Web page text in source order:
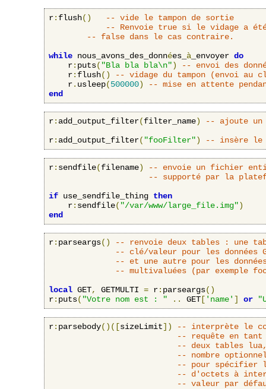
r: flush()
-- vide le tampon de sortie
-- Renvoie true si le vidage a
-- false dans le cas contraire.
while nous_avons_des_données_ à _envoyer do
    r
: puts( "Bla bla bla\n")
-- envoi des
    r
: flush()
-- vidage du tampon (envoi au
    r
. usleep(500000)
-- mise en attente
end
r: add_output_filter(filter_name)
-- ajoute
r: add_output_filter( "fooFilter") -- insère
r: sendfile(filename)
-- envoie un fichier
-- supporté par la
if use_sendfile_thing then
    r
: sendfile( "/var/www/large_file.img")
end
r: parseargs()
-- renvoie deux tables : une
-- clé/valeur pour les données
-- et une autre pour les
-- multivaluées (par exemple
local GET, GETMULTI = r: parseargs()
r: puts( "Votre nom est : " .. GET [ 'name' ] or
r: parsebody()([sizeLimit])
-- interprète le
-- requête en tant
-- deux tables lua,
-- nombre
-- pour spécifier le
-- d'octets à
-- valeur par